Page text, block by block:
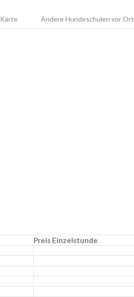
Karte Andere Hundeschulen vor Ort
Preis Einzelstunde